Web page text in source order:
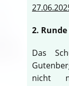
2.
Das
nicht